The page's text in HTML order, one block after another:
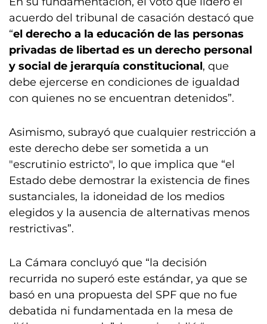
acuerdo del tribunal de casación destacó que
“el derecho a la educación de las personas
privadas de libertad es un derecho personal
y social de jerarquía constitucional, que
debe ejercerse en condiciones de igualdad
con quienes no se encuentran detenidos”.
Asimismo, subrayó que cualquier restricción a
este derecho debe ser sometida a un
"escrutinio estricto", lo que implica que “el
Estado debe demostrar la existencia de fines
sustanciales, la idoneidad de los medios
elegidos y la ausencia de alternativas menos
restrictivas”.
La Cámara concluyó que “la decisión
recurrida no superó este estándar, ya que se
basó en una propuesta del SPF que no fue
debatida ni fundamentada en la mesa de